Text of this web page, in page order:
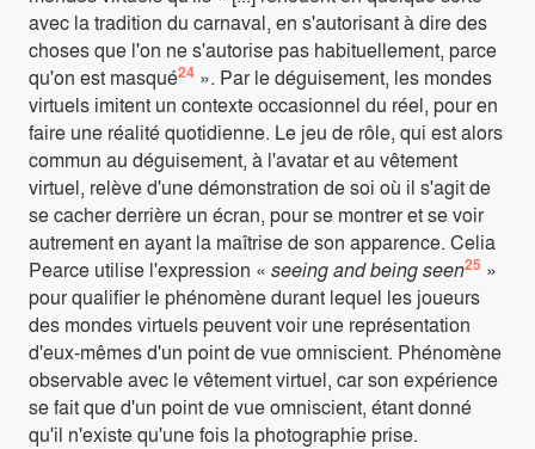
avec la tradition du carnaval, en s'autorisant à dire des
choses que l'on ne s'autorise pas habituellement, parce
qu'on est masqué24 ». Par le déguisement, les mondes
virtuels imitent un contexte occasionnel du réel, pour en
faire une réalité quotidienne. Le jeu de rôle, qui est alors
commun au déguisement, à l'avatar et au vêtement
virtuel, relève d'une démonstration de soi où il s'agit de
se cacher derrière un écran, pour se montrer et se voir
autrement en ayant la maîtrise de son apparence. Celia
Pearce utilise l'expression « seeing and being seen25 »
pour qualifier le phénomène durant lequel les joueurs
des mondes virtuels peuvent voir une représentation
d'eux-mêmes d'un point de vue omniscient. Phénomène
observable avec le vêtement virtuel, car son expérience
se fait que d'un point de vue omniscient, étant donné
qu'il n'existe qu'une fois la photographie prise.